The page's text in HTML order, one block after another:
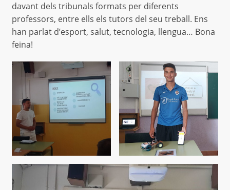
davant dels tribunals formats per diferents
professors, entre ells els tutors del seu treball. Ens
han parlat d’esport, salut, tecnologia, llengua… Bona
feina!